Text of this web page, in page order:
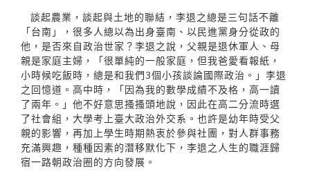
談起農業，談起與土地的聯結，李退之總是三句話不離
「台南」，很多人總以為出身臺南、以民進黨身分從政的
他，是否來自政治世家？李退之說，父親是退休軍人、母
親是家庭主婦，「很單純的一般家庭，但我爸愛看報紙，
小時候吃飯時，總是和我們3個小孩談論國際政治。」李退
之回憶道。高中時，「因為我的數學成績不及格，高一讀
了兩年。」他不好意思搔搔頭地說，因此在高二分流時選
了社會組，大學考上臺大政治外交系。也許是幼年時受父
親的影響，再加上學生時期熱衷於參與社團，對人群事務
充滿興趣，種種因素的潛移默化下，李退之人生的職涯歸
宿一路朝政治圈的方向發展。